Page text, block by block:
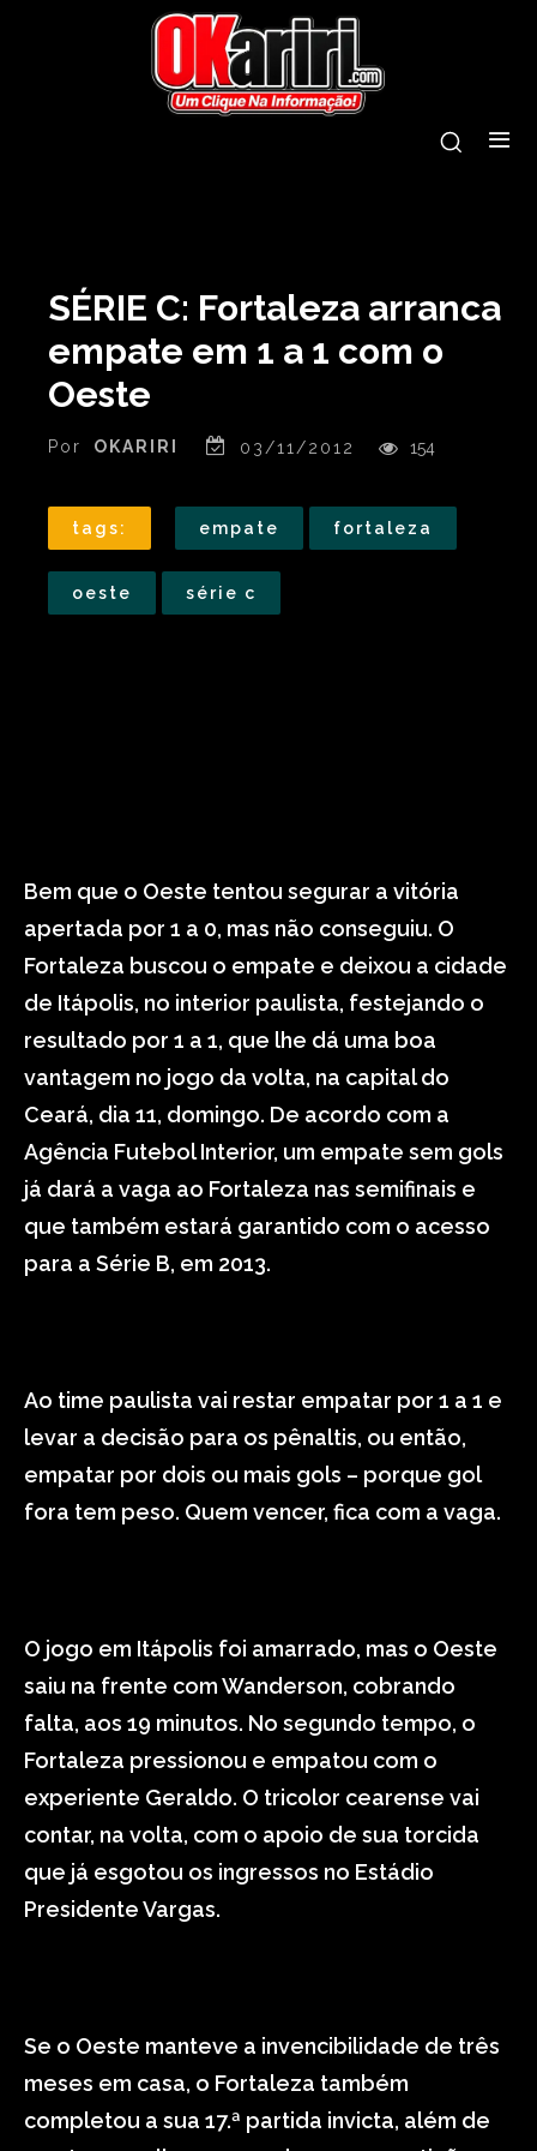
SÉRIE C: Fortaleza arranca
empate em 1 a 1 com o
Oeste
Por OKARIRI 03/11/2012 154
tags: empate fortaleza
oeste série c
Bem que o Oeste tentou segurar a vitória
apertada por 1 a 0, mas não conseguiu. O
Fortaleza buscou o empate e deixou a cidade
de Itápolis, no interior paulista, festejando o
resultado por 1 a 1, que lhe dá uma boa
vantagem no jogo da volta, na capital do
Ceará, dia 11, domingo. De acordo com a
Agência Futebol Interior, um empate sem gols
já dará a vaga ao Fortaleza nas semifinais e
que também estará garantido com o acesso
para a Série B, em 2013.
Ao time paulista vai restar empatar por 1 a 1 e
levar a decisão para os pênaltis, ou então,
empatar por dois ou mais gols – porque gol
fora tem peso. Quem vencer, fica com a vaga.
O jogo em Itápolis foi amarrado, mas o Oeste
saiu na frente com Wanderson, cobrando
falta, aos 19 minutos. No segundo tempo, o
Fortaleza pressionou e empatou com o
experiente Geraldo. O tricolor cearense vai
contar, na volta, com o apoio de sua torcida
que já esgotou os ingressos no Estádio
Presidente Vargas.
Se o Oeste manteve a invencibilidade de três
meses em casa, o Fortaleza também
completou a sua 17.ª partida invicta, além de